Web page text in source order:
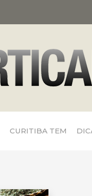
CURITIBA TEM